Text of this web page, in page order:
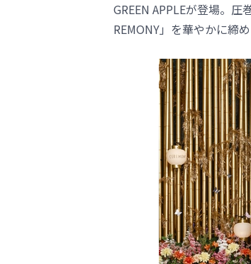
GREEN APPLEが登場。
REMONY」を華やかに締め